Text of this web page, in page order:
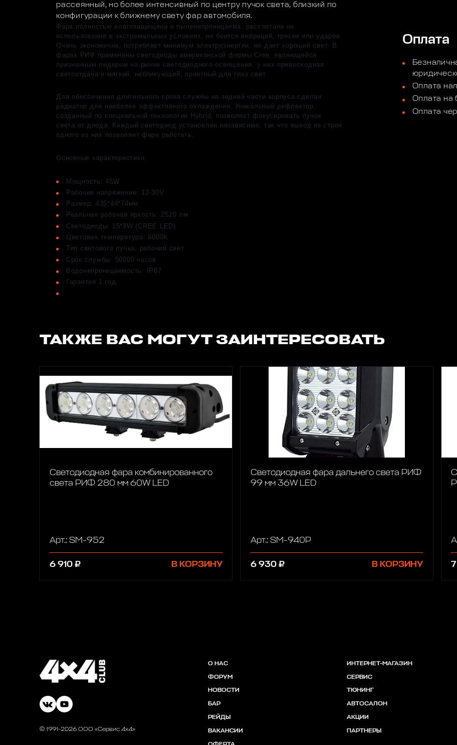
рассеянный, но более интенсивный по центру пучок света, близкий по
конфигурации к ближнему свету фар автомобиля.
Фара полностью влагозащищена и пыленепроницаема, рассчитана на
использование в экстремальных условиях, не боится вибраций, тряски или ударов.
Очень экономична, потребляет минимум электроэнергии, но дает хороший свет. В
фарах РИФ применены светодиоды американской фирмы Cree, являющейся
признанным лидером на рынке светодиодного освещения, у них превосходная
светоотдача и мягкий, небликующий, приятный для глаз свет.
Для обеспечения длительного срока службы на задней части корпуса сделан
радиатор для наиболее эффективного охлаждения. Уникальный рефлектор,
созданный по специальной технологии Hybrid, позволяет фокусировать пучок
света от диода. Каждый светодиод установлен независимо, так что выход из строя
одного из них позволяет фаре работать.
Основные характеристики:
Мощность: 45W
Рабочее напряжение: 12-30V
Размер: 435*44*74мм
Реальная рабочая яркость: 2520 лм
Светодиоды: 15*3W (CREE LED)
Цветовая температура: 6000K
Тип светового пучка: рабочий свет
Срок службы: 50000 часов
Водонепроницаемость: IP67
Гарантия 1 год.
Оплата
Оплата
Оплата на
Оплата
ТАКЖЕ ВАС МОГУТ ЗАИНТЕРЕСОВАТЬ
Светодиодная фара комбинированного
света РИФ 280 мм 60W LED
Арт.: SM-952
6 910 ₽ В КОРЗИНУ
Светодиодная фара дальнего света РИФ
99 мм 36W LED
Арт.: SM-940P
6 930 ₽ В КОРЗИНУ
© 1991-2026 ООО «Сервис 4х4»
О НАС
ФОРУМ
НОВОСТИ
БАР
РЕЙДЫ
ВАКАНСИИ
ИНТЕРНЕТ-МАГАЗИН
СЕРВИС
ТЮНИНГ
АВТОСАЛОН
АКЦИИ
ПАРТНЕРЫ